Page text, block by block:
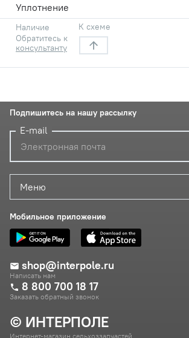
Уплотнение
Наличие
Обратитесь к
консультанту
К схеме
© ИНТЕРПОЛЕ
Интернет-магазин сельхоззапчастей
Меню
Мобильное приложение
shop@interpole.ru
Написать нам
8 800 700 18 17
Заказать обратный звонок
Подпишитесь на нашу рассылку
E-mail